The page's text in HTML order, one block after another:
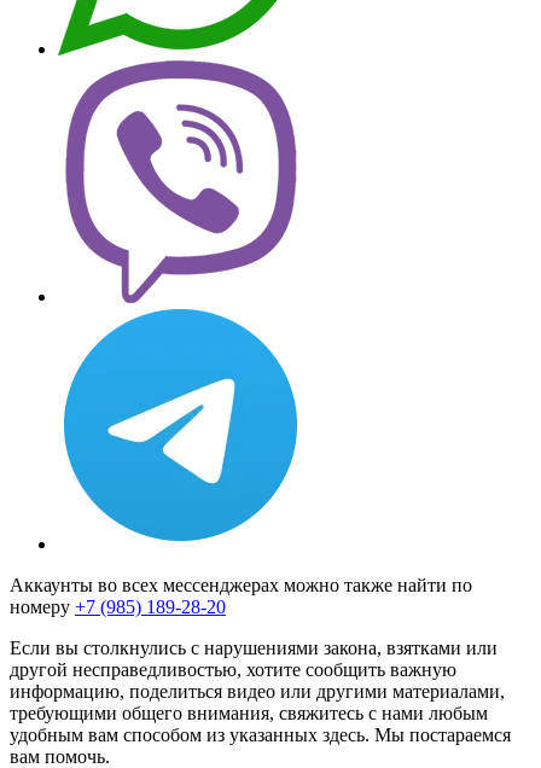
Аккаунты во всех мессенджерах можно также найти по
номеру +7 (985) 189-28-20
Если вы столкнулись с нарушениями закона, взятками или
другой несправедливостью, хотите сообщить важную
информацию, поделиться видео или другими материалами,
требующими общего внимания, свяжитесь с нами любым
удобным вам способом из указанных здесь. Мы постараемся
вам помочь.